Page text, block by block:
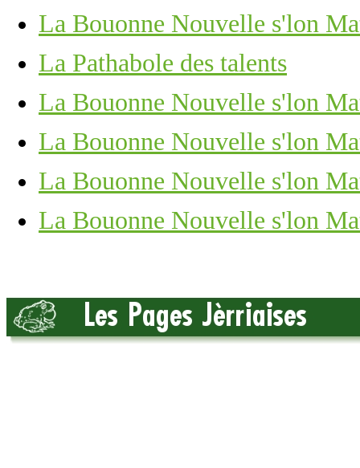
La Bouonne Nouvelle s'lon
La Pathabole des talents
La Bouonne Nouvelle s'lon
La Bouonne Nouvelle s'lon
La Bouonne Nouvelle s'lon
La Bouonne Nouvelle s'lon